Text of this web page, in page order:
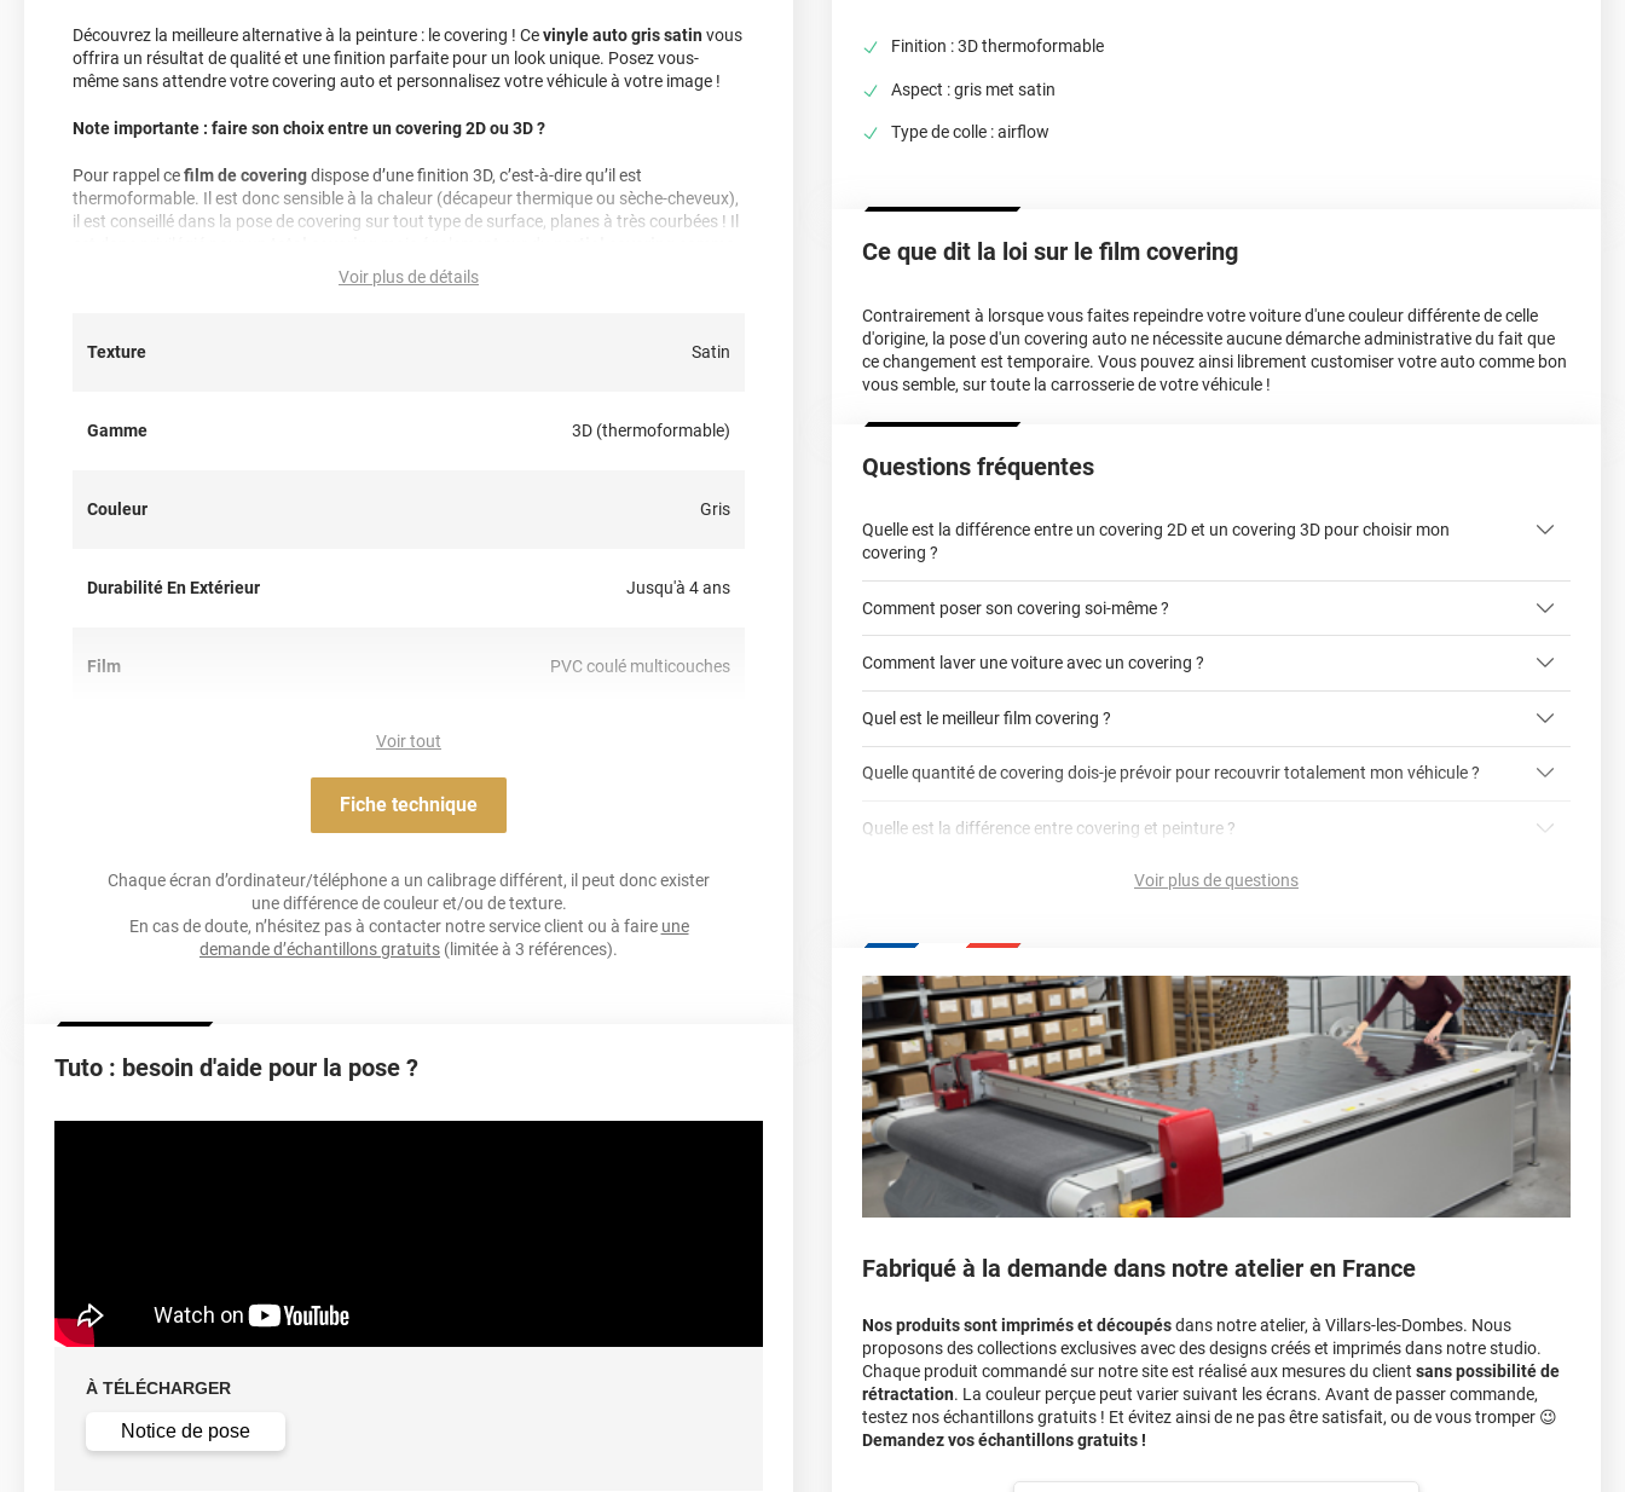
Découvrez la meilleure alternative à la peinture : le covering ! Cevinyle auto gris satinvous
offrira un résultat de qualité et une finition parfaite pour un look unique. Posez vous-
même sans attendre votre covering auto et personnalisez votre véhicule à votre image !
Note importante : faire son choix entre un covering 2D ou 3D ?
Pour rappel cefilm de coveringdispose d’une finition 3D, c’est-à-dire qu’il est
thermoformable. Il est donc sensible à la chaleur (décapeur thermique ou sèche-cheveux),
il est conseillé dans la pose de covering sur tout type de surface, planes à très courbées ! Il
des rétroviseurs par exemple. Un doute ? N’hésitez pas à contacter notre équipe pour plus
Voir plus de détails
Texture Satin
Gamme 3D (thermoformable)
Couleur Gris
Durabilité En Extérieur Jusqu'à 4 ans
Film PVC coulé multicouches
Résistance À L'humidité
Température D'application
Type De Pose
Dépose
Voir tout
Fiche technique
Chaque écran d’ordinateur/téléphone a un calibrage différent, il peut donc exister
une différence de couleur et/ou de texture.
En cas de doute, n’hésitez pas à contacter notre service client ou à faire une
demande d’échantillons gratuits (limitée à 3 références).
Tuto : besoin d'aide pour la pose ?
À TÉLÉCHARGER
Notice de pose
Finition : 3D thermoformable
Aspect : gris met satin
Type de colle : airflow
Ce que dit la loi sur le film covering
Contrairement à lorsque vous faites repeindre votre voiture d'une couleur différente de celle
d'origine, la pose d'un covering auto ne nécessite aucune démarche administrative du fait que
ce changement est temporaire. Vous pouvez ainsi librement customiser votre auto comme bon
vous semble, sur toute la carrosserie de votre véhicule !
Questions fréquentes
Quelle est la différence entre un covering 2D et un covering 3D pour choisir mon
covering ?
covering 2D
Comment poser son covering soi-même ?
Comment laver une voiture avec un covering ?
en cliquant ici
Quel est le meilleur film covering ?
covering 3D
Quelle quantité de covering dois-je prévoir pour recouvrir totalement mon véhicule ?
calculateur total covering
parechoc arrière, en passant par le toit.)
Multipliez ce résultat par 3.
conseillers commerciaux
Quelle est la différence entre covering et peinture ?
Le covering peut s'enlever à tout moment
Le covering revient moins cher
Est-il possible de retirer un covering ?
Quel covering choisir pour une voiture complète ?
covering 3D
calculateur
Voir plus de questions
Fabriqué à la demande dans notre atelier en France
Nos produits sont imprimés et découpésdans notre atelier, à Villars-les-Dombes. Nous
proposons des collections exclusives avec des designs créés et imprimés dans notre studio.
Chaque produit commandé sur notre site est réalisé aux mesures du client sans possibilité de
rétractation. La couleur perçue peut varier suivant les écrans. Avant de passer commande,
testez nos échantillons gratuits ! Et évitez ainsi de ne pas être satisfait, ou de vous tromper 😉
Demandez vos échantillons gratuits !